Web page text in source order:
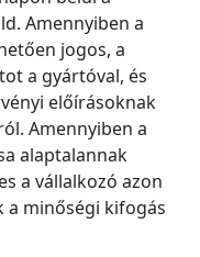
Amennyiben a
jogos, a
a gyártóval, és
előírásoknak
Amennyiben a
alaptalannak
a vállalkozó azon
minőségi kifogás